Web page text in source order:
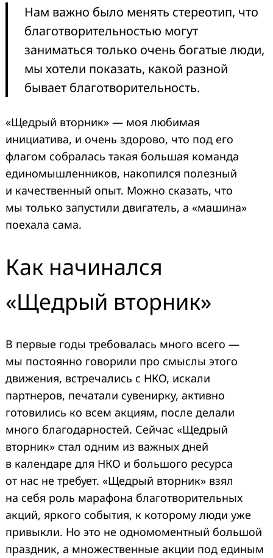
Нам важно было менять стереотип, что
благотворительностью могут
заниматься только очень богатые люди,
мы хотели показать, какой разной
бывает благотворительность.
«Щедрый вторник» — моя любимая
инициатива, и очень здорово, что под его
флагом собралась такая большая команда
единомышленников, накопился полезный
и качественный опыт. Можно сказать, что
мы только запустили двигатель, а «машина»
поехала сама.
Как начинался
«Щедрый вторник»
В первые годы требовалась много всего —
мы постоянно говорили про смыслы этого
движения, встречались с НКО, искали
партнеров, печатали сувенирку, активно
готовились ко всем акциям, после делали
много благодарностей. Сейчас «Щедрый
вторник» стал одним из важных дней
в календаре для НКО и большого ресурса
от нас не требует. «Щедрый вторник» взял
на себя роль марафона благотворительных
акций, яркого события, к которому люди уже
привыкли. Но это не одномоментный большой
праздник, а множественные акции под единым